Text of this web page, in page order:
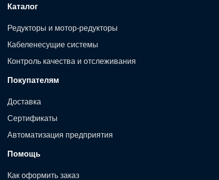
Каталог
Редукторы и мотор-редукторы
Кабеленесущие системы
Контроль качества и отслеживания
Покупателям
Доставка
Сертификаты
Автоматизация предприятия
Помощь
Как оформить заказ